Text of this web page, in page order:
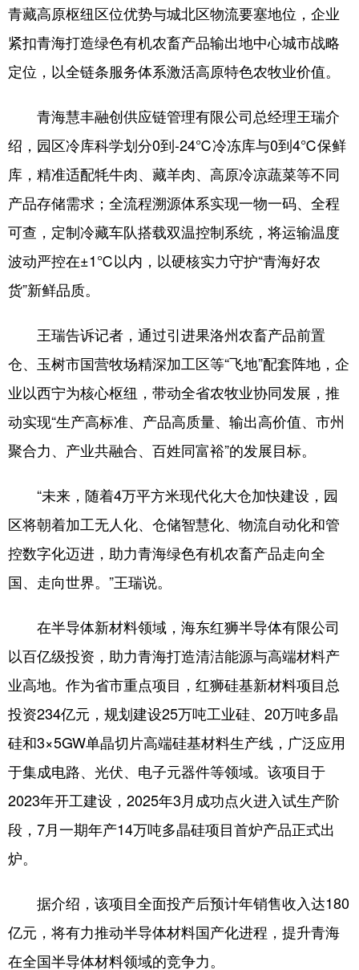
青藏高原枢纽区位优势与城北区物流要塞地位，企业
紧扣青海打造绿色有机农畜产品输出地中心城市战略
定位，以全链条服务体系激活高原特色农牧业价值。
青海慧丰融创供应链管理有限公司总经理王瑞介
绍，园区冷库科学划分0到-24℃冷冻库与0到4℃保鲜
库，精准适配牦牛肉、藏羊肉、高原冷凉蔬菜等不同
产品存储需求；全流程溯源体系实现一物一码、全程
可查，定制冷藏车队搭载双温控制系统，将运输温度
波动严控在±1℃以内，以硬核实力守护“青海好农
货”新鲜品质。
王瑞告诉记者，通过引进果洛州农畜产品前置
仓、玉树市国营牧场精深加工区等“飞地”配套阵地，企
业以西宁为核心枢纽，带动全省农牧业协同发展，推
动实现“生产高标准、产品高质量、输出高价值、市州
聚合力、产业共融合、百姓同富裕”的发展目标。
“未来，随着4万平方米现代化大仓加快建设，园
区将朝着加工无人化、仓储智慧化、物流自动化和管
控数字化迈进，助力青海绿色有机农畜产品走向全
国、走向世界。”王瑞说。
在半导体新材料领域，海东红狮半导体有限公司
以百亿级投资，助力青海打造清洁能源与高端材料产
业高地。作为省市重点项目，红狮硅基新材料项目总
投资234亿元，规划建设25万吨工业硅、20万吨多晶
硅和3×5GW单晶切片高端硅基材料生产线，广泛应用
于集成电路、光伏、电子元器件等领域。该项目于
2023年开工建设，2025年3月成功点火进入试生产阶
段，7月一期年产14万吨多晶硅项目首炉产品正式出
炉。
据介绍，该项目全面投产后预计年销售收入达180
亿元，将有力推动半导体材料国产化进程，提升青海
在全国半导体材料领域的竞争力。